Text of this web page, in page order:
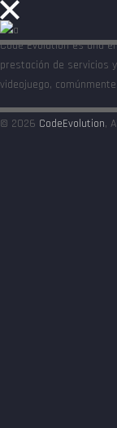
Code Evolution es una
prestación de servicios
videojuego,
© 2026 CodeEvolution,